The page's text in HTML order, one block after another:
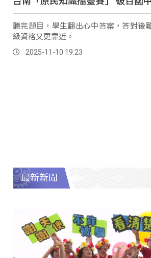
聽完題目，學生翻出心中答案，答對後
級資格又更靠近。
2025-11-10 19:23
最新新聞